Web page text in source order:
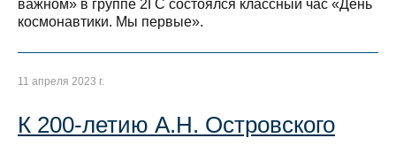
важном» в группе 2ГС состоялся классный час «День
космонавтики. Мы первые».
11 апреля 2023 г.
К 200-летию А.Н. Островского